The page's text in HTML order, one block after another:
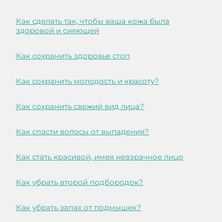
Как сделать так, чтобы ваша кожа была
здоровой и сияющей
Как сохранить здоровье стоп
Как сохранить молодость и красоту?
Как сохранить свежий вид лица?
Как спасти волосы от выпадения?
Как стать красивой, имея невзрачное лицо
Как убрать второй подбородок?
Как убрать запах от подмышек?